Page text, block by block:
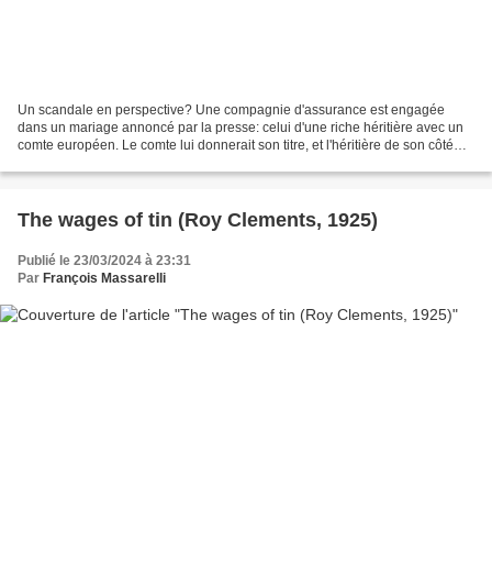
Un scandale en perspective? Une compagnie d'assurance est engagée
dans un mariage annoncé par la presse: celui d'une riche héritière avec un
comte européen. Le comte lui donnerait son titre, et l'héritière de son côté
The wages of tin (Roy Clements, 1925)
Publié le 23/03/2024 à 23:31
Par François Massarelli